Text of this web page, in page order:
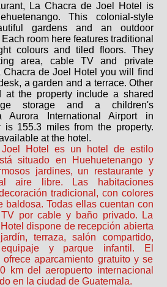
La Chacra de Joel Hotel is
This colonial-style
gardens and an outdoor
room here features traditional
colours and tiled floors. They
area, cable TV and private
Chacra de Joel Hotel you will find
a garden and a terrace. Other
at the property include a shared
storage and a children's
Aurora International Airport in
is 155.3 miles from the property.
at the hotel.
Hotel es un hotel de estilo
situado en Huehuetenango y
jardines, un restaurante y
aire libre. Las habitaciones
tradicional, con colores
baldosa. Todas ellas cuentan con
por cable y baño privado. La
dispone de recepción abierta
terraza, salón compartido,
y parque infantil. El
ofrece aparcamiento gratuito y se
km del aeropuerto internacional
en la ciudad de Guatemala.